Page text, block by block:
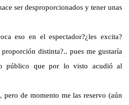
ser desproporcionados y tener unas
eso en el espectador?¿les excita?
distinta?.. pues me gustaría
público que por lo visto acudió al
pero de momento me las reservo (aún